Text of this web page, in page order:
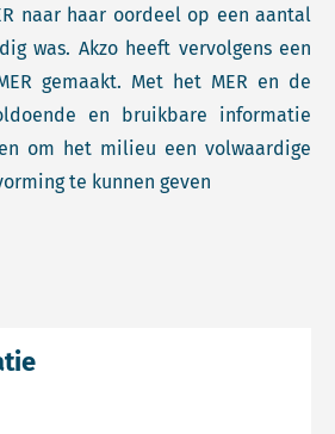
naar haar oordeel op een aantal
was. Akzo heeft vervolgens een
gemaakt. Met het MER en de
en bruikbare informatie
om het milieu een volwaardige
te kunnen geven